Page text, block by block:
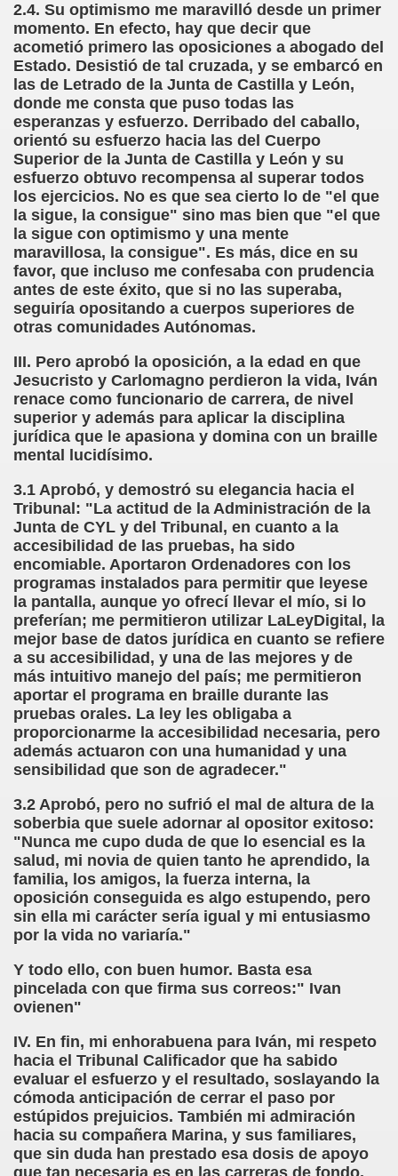
2.4. Su optimismo me maravilló desde un primer
momento. En efecto, hay que decir que
acometió primero las oposiciones a abogado del
Estado. Desistió de tal cruzada, y se embarcó en
las de Letrado de la Junta de Castilla y León,
donde me consta que puso todas las
esperanzas y esfuerzo. Derribado del caballo,
orientó su esfuerzo hacia las del Cuerpo
Superior de la Junta de Castilla y León y su
esfuerzo obtuvo recompensa al superar todos
los ejercicios. No es que sea cierto lo de "el que
la sigue, la consigue" sino mas bien que "el que
la sigue con optimismo y una mente
maravillosa, la consigue". Es más, dice en su
favor, que incluso me confesaba con prudencia
antes de este éxito, que si no las superaba,
seguiría opositando a cuerpos superiores de
otras comunidades Autónomas.
III. Pero aprobó la oposición, a la edad en que
Jesucristo y Carlomagno perdieron la vida, Iván
renace como funcionario de carrera, de nivel
superior y además para aplicar la disciplina
jurídica que le apasiona y domina con un braille
mental lucidísimo.
3.1 Aprobó, y demostró su elegancia hacia el
Tribunal: "La actitud de la Administración de la
Junta de CYL y del Tribunal, en cuanto a la
accesibilidad de las pruebas, ha sido
encomiable. Aportaron Ordenadores con los
programas instalados para permitir que leyese
la pantalla, aunque yo ofrecí llevar el mío, si lo
preferían; me permitieron utilizar LaLeyDigital, la
mejor base de datos jurídica en cuanto se refiere
a su accesibilidad, y una de las mejores y de
más intuitivo manejo del país; me permitieron
aportar el programa en braille durante las
pruebas orales. La ley les obligaba a
proporcionarme la accesibilidad necesaria, pero
además actuaron con una humanidad y una
sensibilidad que son de agradecer."
3.2 Aprobó, pero no sufrió el mal de altura de la
soberbia que suele adornar al opositor exitoso:
"Nunca me cupo duda de que lo esencial es la
salud, mi novia de quien tanto he aprendido, la
familia, los amigos, la fuerza interna, la
oposición conseguida es algo estupendo, pero
sin ella mi carácter sería igual y mi entusiasmo
por la vida no variaría."
Y todo ello, con buen humor. Basta esa
pincelada con que firma sus correos:" Ivan
ovienen"
IV. En fin, mi enhorabuena para Iván, mi respeto
hacia el Tribunal Calificador que ha sabido
evaluar el esfuerzo y el resultado, soslayando la
cómoda anticipación de cerrar el paso por
estúpidos prejuicios. También mi admiración
hacia su compañera Marina, y sus familiares,
que sin duda han prestado esa dosis de apoyo
que tan necesaria es en las carreras de fondo.
Horizontes, Enrique Elissalde y Carmen Roig)
Martín Figueroa)
Lectobraillístico (Egosan)
Otero)
ajedrecistas ciegos (Roberto Enjuto)
Martín Figueroa)
Ángel Vázquez)
Vera)
(Manuel González Otero)
2000 (Fermín Tamayo)
Hablada Colegio Santiago Apóstol ONCE Pontevedra)
Agosto 2001 (Fermín Tamayo)
(Pedro A. Zurita)
2005 (Fermín Tamayo)
2005 (Fermín Tamayo)
2011 (Fermín Tamayo)
la Participación de las Personas Deficientes Visuales
Oliva)
la Luz (Brígida Rivas Ordóñez)
Sancho)
Jesús Sánchez Oliva)
Jesús Cañamares)
Martín Figueroa)
(César Puente Fuente)
a Louis Braille (Alberto Gil)
Rosell Vera)